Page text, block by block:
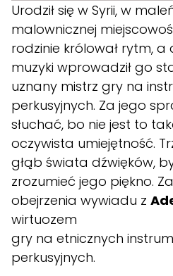
Urodził się w Syrii, w
malownicznej
rodzinie królował rytm, a
muzyki wprowadził go
uznany mistrz gry na
perkusyjnych. Za jego
słuchać, bo nie jest to
oczywista umiejętność.
głąb świata dźwięków,
zrozumieć jego piękno.
obejrzenia wywiadu z
wirtuozem
gry na etnicznych
perkusyjnych.